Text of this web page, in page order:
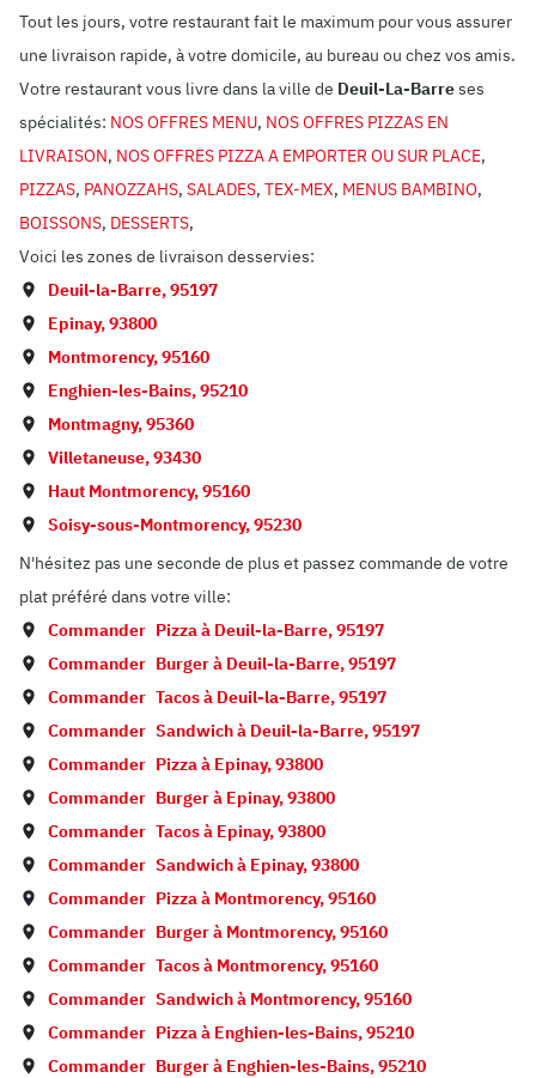
Tout les jours, votre restaurant fait le maximum pour vous assurer
une livraison rapide, à votre domicile, au bureau ou chez vos amis.
Votre restaurant vous livre dans la ville de Deuil-La-Barreses
spécialités: NOS OFFRES MENU, NOS OFFRES PIZZAS EN
LIVRAISON, NOS OFFRES PIZZA A EMPORTER OU SUR PLACE,
PIZZAS, PANOZZAHS, SALADES, TEX-MEX, MENUS BAMBINO,
BOISSONS, DESSERTS,
Voici les zones de livraison desservies:
Deuil-la-Barre,95197
Epinay,93800
Montmorency,95160
Enghien-les-Bains,95210
Montmagny,95360
Villetaneuse,93430
Haut Montmorency,95160
Soisy-sous-Montmorency,95230
N'hésitez pas une seconde de plus et passez commande de votre
plat préféré dans votre ville:
Commander Pizza à Deuil-la-Barre,95197
Commander Burger à Deuil-la-Barre,95197
Commander Tacos à Deuil-la-Barre,95197
Commander Sandwich à Deuil-la-Barre,95197
Commander Pizza à Epinay,93800
Commander Burger à Epinay,93800
Commander Tacos à Epinay,93800
Commander Sandwich à Epinay,93800
Commander Pizza à Montmorency,95160
Commander Burger à Montmorency,95160
Commander Tacos à Montmorency,95160
Commander Sandwich à Montmorency,95160
Commander Pizza à Enghien-les-Bains,95210
Commander Burger à Enghien-les-Bains,95210